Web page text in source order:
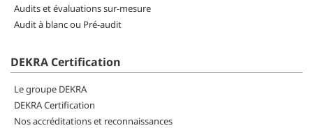
Audits et évaluations sur-mesure
Audit à blanc ou Pré-audit
DEKRA Certification
Le groupe DEKRA
DEKRA Certification
Nos accréditations et reconnaissances